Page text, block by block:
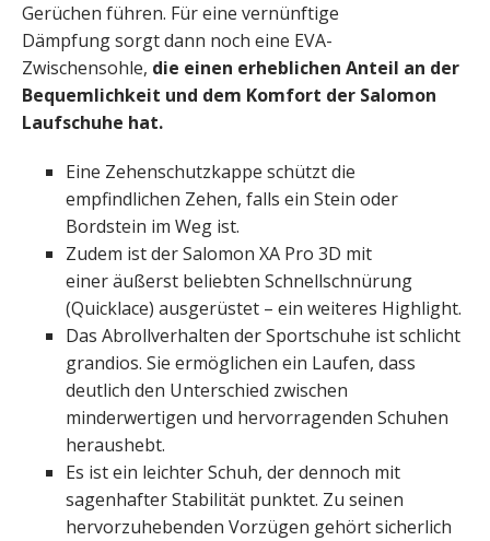
Gerüchen führen. Für eine vernünftige
Dämpfung sorgt dann noch eine EVA-
Zwischensohle, die einen erheblichen Anteil an der
Bequemlichkeit und dem Komfort der Salomon
Laufschuhe hat.
Eine Zehenschutzkappe schützt die
empfindlichen Zehen, falls ein Stein oder
Bordstein im Weg ist.
Zudem ist der Salomon XA Pro 3D mit
einer äußerst beliebten Schnellschnürung
(Quicklace) ausgerüstet – ein weiteres Highlight.
Das Abrollverhalten der Sportschuhe ist schlicht
grandios. Sie ermöglichen ein Laufen, dass
deutlich den Unterschied zwischen
minderwertigen und hervorragenden Schuhen
heraushebt.
Es ist ein leichter Schuh, der dennoch mit
sagenhafter Stabilität punktet. Zu seinen
hervorzuhebenden Vorzügen gehört sicherlich